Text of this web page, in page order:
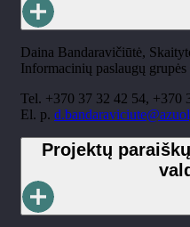
Daina Bandaravičiūtė,
Informacinių paslaugų grupės
Tel. +370 37 32 42 54, +370
El. p.
Projektų